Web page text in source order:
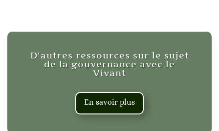
D'autres ressources sur le sujet
de la gouvernance avec le
Vivant
En savoir plus